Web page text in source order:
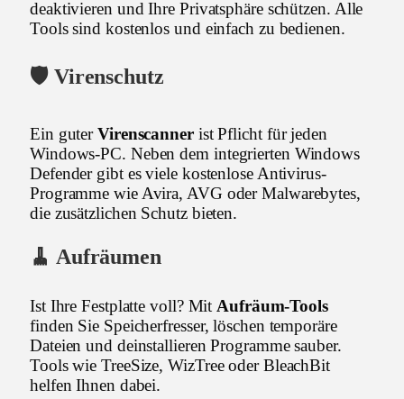
deaktivieren und Ihre Privatsphäre schützen. Alle
Tools sind kostenlos und einfach zu bedienen.
🛡️ Virenschutz
Ein guterVirenscannerist Pflicht für jeden
Windows-PC. Neben dem integrierten Windows
Defender gibt es viele kostenlose Antivirus-
Programme wie Avira, AVG oder Malwarebytes,
die zusätzlichen Schutz bieten.
🧹 Aufräumen
Ist Ihre Festplatte voll? Mit Aufräum-Tools
finden Sie Speicherfresser, löschen temporäre
Dateien und deinstallieren Programme sauber.
Tools wie TreeSize, WizTree oder BleachBit
helfen Ihnen dabei.